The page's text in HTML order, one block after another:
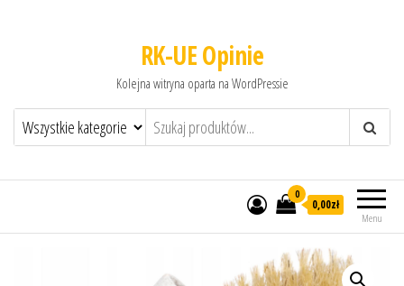
RK-UE Opinie
Kolejna witryna oparta na WordPressie
Menu
0
0,00zł